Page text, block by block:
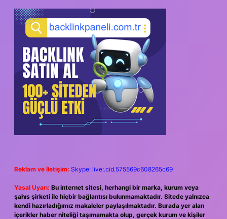
Reklam ve İletişim: Skype: live:.cid.575569c608265c69
Yasal Uyarı: Bu internet sitesi, herhangi bir marka, kurum veya
şahıs şirketi ile hiçbir bağlantısı bulunmamaktadır. Sitede yalnızca
kendi hazırladığımız makaleler paylaşılmaktadır. Burada yer alan
içerikler haber niteliği taşımamakta olup, gerçek kurum ve kişiler